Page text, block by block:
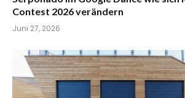
Contest 2026 verändern
Juni 27, 2026